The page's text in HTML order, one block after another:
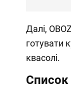
Далі,
готувати
квасолі.
Список